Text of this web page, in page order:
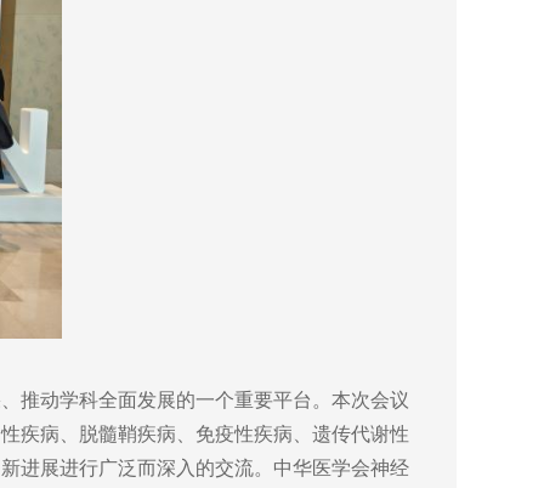
动学科全面发展的一个重要平台。本次会议
疾病、脱髓鞘疾病、免疫性疾病、遗传代谢性
进展进行广泛而深入的交流。中华医学会神经